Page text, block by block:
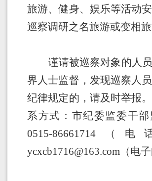
旅游、健身、娱乐等活动
巡察调研之名旅游或变相
谨请被巡察对象的人
界人士监督，发现巡察人
纪律规定的，请及时举报
系方式：市纪委监委干部
0515-86661714 （电
ycxcb1716@163.com （电